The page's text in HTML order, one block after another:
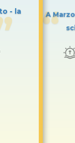
- la
A